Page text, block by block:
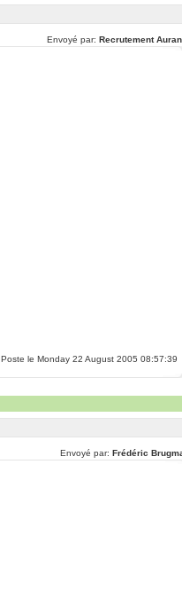
Envoyé par: Recrutement
Poste le Monday 22 August 2005 08:57:39
Envoyé par: Frédéric